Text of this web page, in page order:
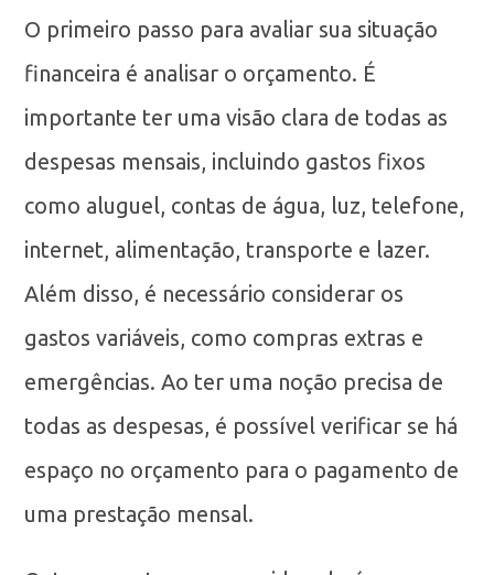
O primeiro passo para avaliar sua situação
financeira é analisar o orçamento. É
importante ter uma visão clara de todas as
despesas mensais, incluindo gastos fixos
como aluguel, contas de água, luz, telefone,
internet, alimentação, transporte e lazer.
Além disso, é necessário considerar os
gastos variáveis, como compras extras e
emergências. Ao ter uma noção precisa de
todas as despesas, é possível verificar se há
espaço no orçamento para o pagamento de
uma prestação mensal.